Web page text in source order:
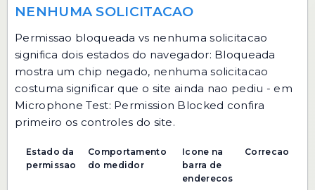
NENHUMA SOLICITACAO
Permissao bloqueada vs nenhuma solicitacao
significa dois estados do navegador: Bloqueada
mostra um chip negado, nenhuma solicitacao
costuma significar que o site ainda nao pediu - em
Microphone Test: Permission Blocked confira
primeiro os controles do site.
Estado da
permissao
Comportamento
do medidor
Icone na
barra de
enderecos
Correcao